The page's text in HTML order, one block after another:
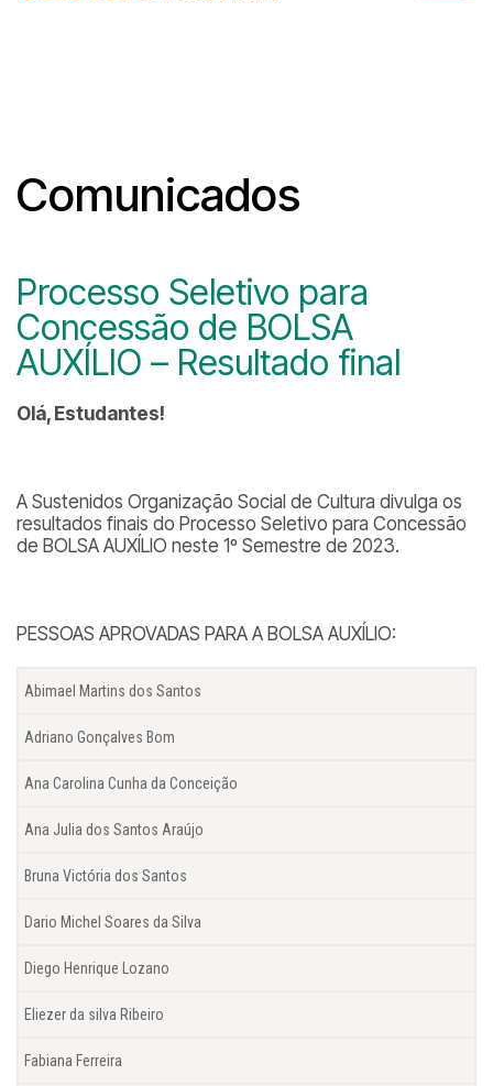
Comunicados
Processo Seletivo para
Concessão de BOLSA
AUXÍLIO – Resultado final
Olá, Estudantes!
A Sustenidos Organização Social de Cultura divulga os
resultados finais do Processo Seletivo para Concessão
de BOLSA AUXÍLIO neste 1º Semestre de 2023.
PESSOAS APROVADAS PARA A BOLSA AUXÍLIO:
Abimael Martins dos Santos
Adriano Gonçalves Bom
Ana Carolina Cunha da Conceição
Ana Julia dos Santos Araújo
Bruna Victória dos Santos
Dario Michel Soares da Silva
Diego Henrique Lozano
Eliezer da silva Ribeiro
Fabiana Ferreira